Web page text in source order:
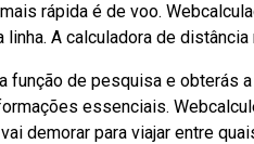
rápida é de voo.
A calculadora de
função de pesquisa e obterás
essenciais.
demorar para viajar entre